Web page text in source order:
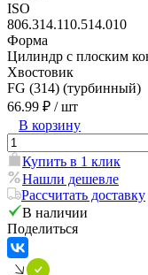
ISO
806.314.110.514.010
Форма
Цилиндр с плоским
Хвостовик
FG (314) (турбинный)
66.99 ₽ / шт
В корзину
Купить в 1 клик
Нашли дешевле
Рассчитать доставку
В наличии
Поделиться